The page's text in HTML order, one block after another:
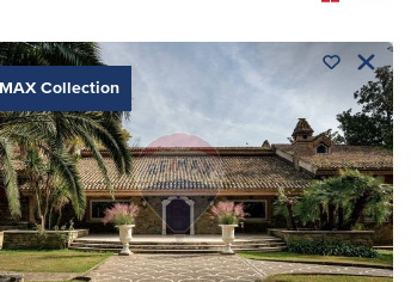
MAX Collection